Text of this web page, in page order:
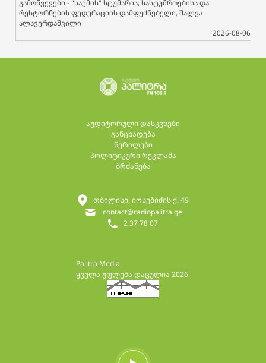
გამოწვევები - "საქმის" სტუმარია, სასტუმროებისა და
რესტორნების ფედერაციის დამფუძნებელი, შალვა
ალავერდაშვილი
2026-08-06
აუდიტორული დასკვნები
განცხადება
წერილები
პოლიტიკური რეკლამა
ბრძანება
Palitra Media
ყველა უფლება დაცულია 2026.
2 37 78 07
contact@radiopalitra.ge
თბილისი, იოსებიძის ქ. 49